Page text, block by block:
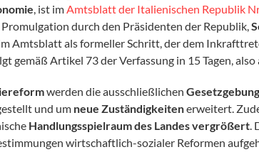
, ist imAmtsblatt der Italienischen Republik
durch den Präsidenten der Republik,
Amtsblatt als formeller Schritt, der dem
gemäß Artikel 73 der Verfassung in 15 Tagen, also
werden die ausschließlichen
und um neue Zuständigkeitenerweitert.
Handlungsspielraum des Landes vergrößert.
wirtschaftlich-sozialer Reformen